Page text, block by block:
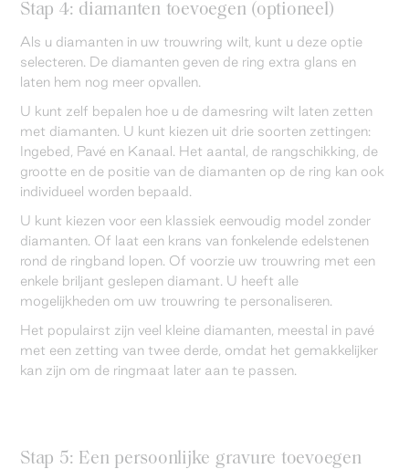
Stap 4: diamanten toevoegen (optioneel)
Als u diamanten in uw trouwring wilt, kunt u deze optie
selecteren. De diamanten geven de ring extra glans en
laten hem nog meer opvallen.
U kunt zelf bepalen hoe u de damesring wilt laten zetten
met diamanten. U kunt kiezen uit drie soorten zettingen:
Ingebed, Pavé en Kanaal. Het aantal, de rangschikking, de
grootte en de positie van de diamanten op de ring kan ook
individueel worden bepaald.
U kunt kiezen voor een klassiek eenvoudig model zonder
diamanten. Of laat een krans van fonkelende edelstenen
rond de ringband lopen. Of voorzie uw trouwring met een
enkele briljant geslepen diamant. U heeft alle
mogelijkheden om uw trouwring te personaliseren.
Het populairst zijn veel kleine diamanten, meestal in pavé
met een zetting van twee derde, omdat het gemakkelijker
kan zijn om de ringmaat later aan te passen.
Stap 5: Een persoonlijke gravure toevoegen